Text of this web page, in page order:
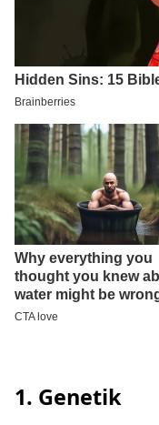
1. Genetik